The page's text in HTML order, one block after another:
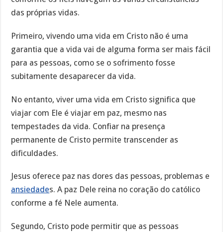
das próprias vidas.
Primeiro, vivendo uma vida em Cristo não é uma
garantia que a vida vai de alguma forma ser mais fácil
para as pessoas, como se o sofrimento fosse
subitamente desaparecer da vida.
No entanto, viver uma vida em Cristo significa que
viajar com Ele é viajar em paz, mesmo nas
tempestades da vida. Confiar na presença
permanente de Cristo permite transcender as
dificuldades.
Jesus oferece paz nas dores das pessoas, problemas e
ansiedades. A paz Dele reina no coração do católico
conforme a fé Nele aumenta.
Segundo, Cristo pode permitir que as pessoas